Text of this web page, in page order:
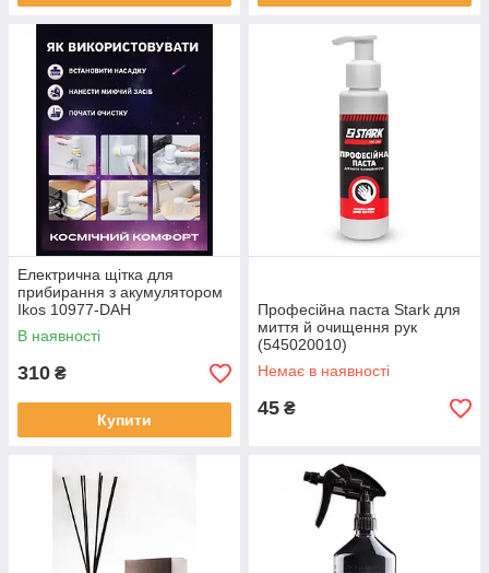
Електрична щітка для
прибирання з акумулятором
Ikos 10977-DAH
В наявності
310 ₴
Купити
Професійна паста Stark для
миття й очищення рук
(545020010)
Немає в наявності
45 ₴